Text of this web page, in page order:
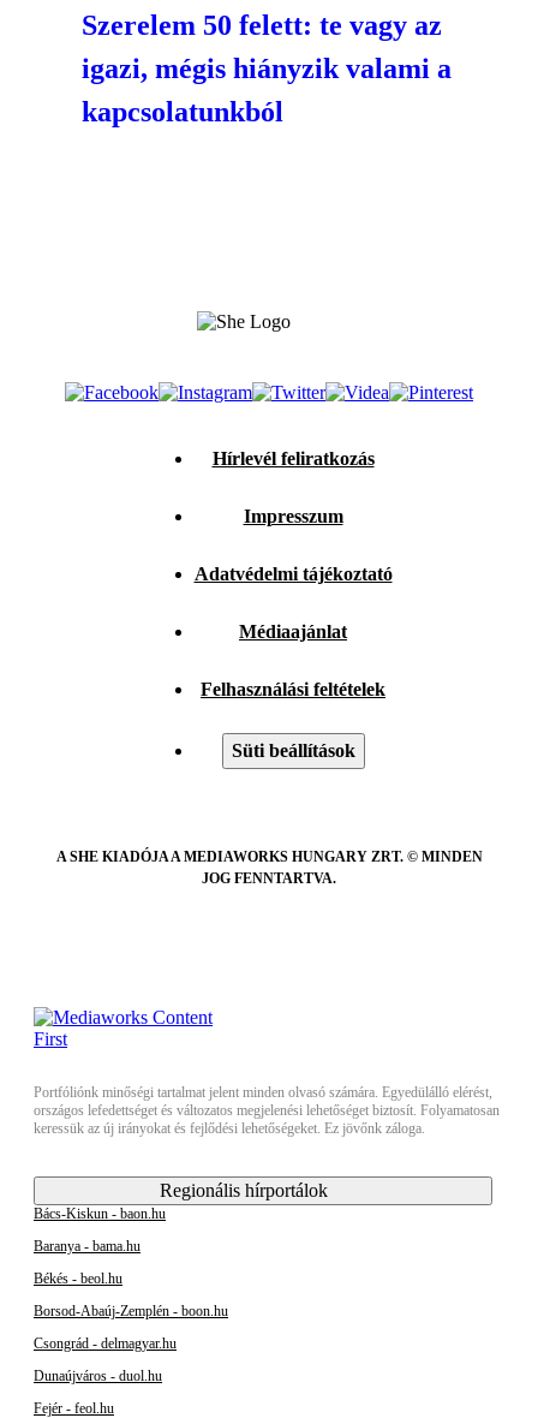
Szerelem 50 felett: te vagy az
igazi, mégis hiányzik valami a
kapcsolatunkból
Hírlevél feliratkozás
Impresszum
Adatvédelmi tájékoztató
Médiaajánlat
Felhasználási feltételek
Süti beállítások
A SHE KIADÓJA A MEDIAWORKS HUNGARY ZRT. © MINDEN
JOG FENNTARTVA.
Portfóliónk minőségi tartalmat jelent minden olvasó számára. Egyedülálló elérést,
országos lefedettséget és változatos megjelenési lehetőséget biztosít. Folyamatosan
keressük az új irányokat és fejlődési lehetőségeket. Ez jövőnk záloga.
Regionális hírportálok
Bács-Kiskun - baon.hu
Baranya - bama.hu
Békés - beol.hu
Borsod-Abaúj-Zemplén - boon.hu
Csongrád - delmagyar.hu
Dunaújváros - duol.hu
Fejér - feol.hu